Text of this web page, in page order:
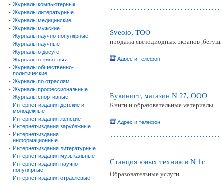
- Журналы компьютерные
- Журналы литературные
- Журналы медицинские
- Журналы мужские
- Журналы научно-популярные
- Журналы научные
- Журналы о досуге
- Журналы о животных
- Журналы общественно-
политические
- Журналы по отраслям
- Журналы профессиональные
- Журналы спортивные
- Интернет-издания детские и
молодежные
- Интернет-издания женские
- Интернет-издания зарубежные
- Интернет-издания
информационные
- Интернет-издания литературные
- Интернет-издания музыкальные
- Интернет-издания научно-
популярные
- Интернет-издания отраслевые
Sveoio, ТОО
продажа светодиодных экранов
Адрес и телефон
Букинист, магазин N 27, ООО
Книги и образовательные материалы
Адрес и телефон
Станция юных техников N 1c
Образовательные услуги.